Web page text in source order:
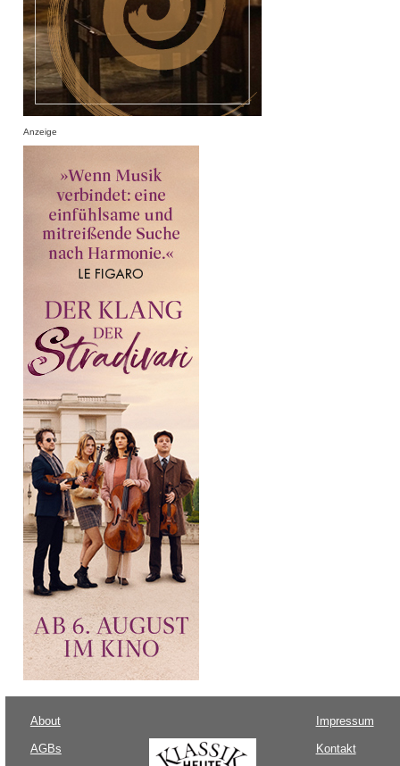
Anzeige
About
AGBs
Impressum
Kontakt